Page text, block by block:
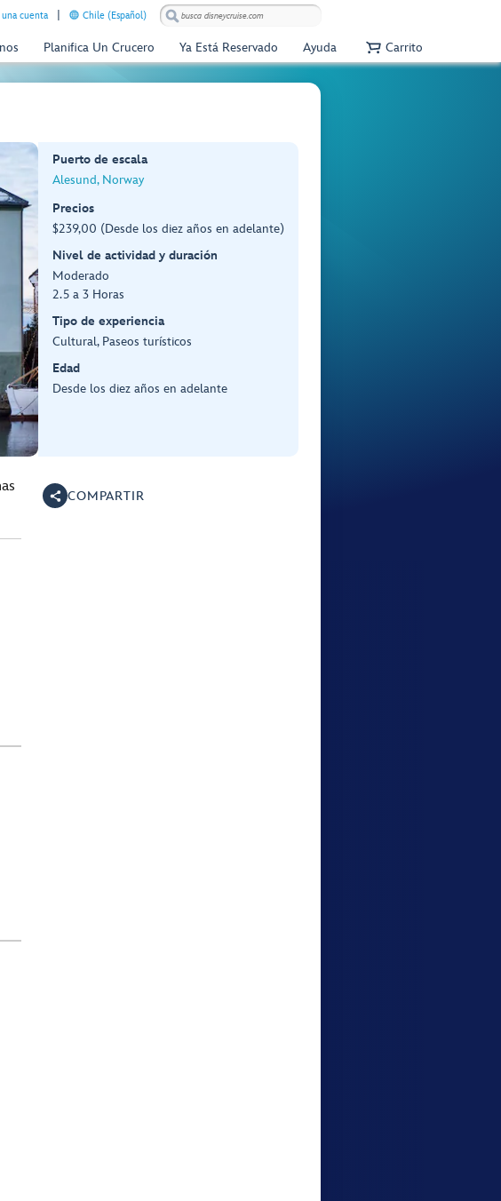
cuenta Chile (Español)
Planifica Un Crucero Ya Está Reservado Ayuda Carrito
Puerto de escala
Alesund, Norway
Precios
$239,00 (Desde los diez años en adelante)
Nivel de actividad y duración
Moderado
2.5 a 3 Horas
Tipo de experiencia
Cultural, Paseos turísticos
Edad
Desde los diez años en adelante
COMPARTIR